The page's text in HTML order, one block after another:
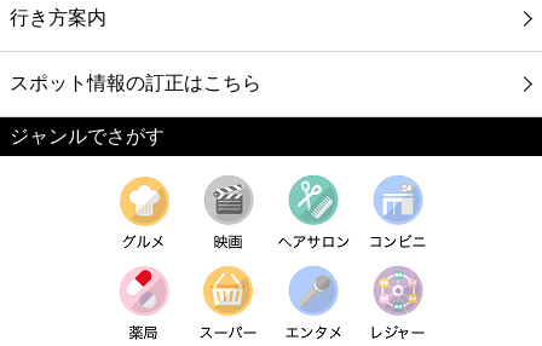
行き方案内
スポット情報の訂正はこちら
ジャンルでさがす